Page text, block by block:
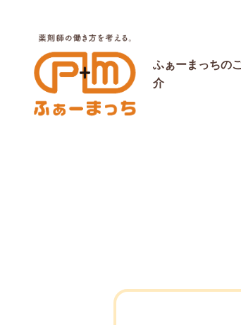
ふぁーまっちの
介